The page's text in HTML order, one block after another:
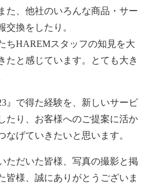
た、他社のいろんな商品・サー
交換をしたり。
ちHAREMスタッフの知見を大
たと感じています。とても大き
』で得た経験を、新しいサービ
たり、お客様へのご提案に活か
なげていきたいと思います。
ただいた皆様、写真の撮影と掲
皆様、誠にありがとうございま